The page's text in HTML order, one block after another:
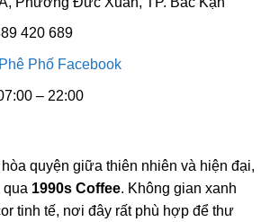
420 689
Phố Facebook
– 22:00
quyện giữa thiên nhiên và hiện đại,
qua 1990s Coffee. Không gian xanh
tinh tế, nơi đây rất phù hợp để thư